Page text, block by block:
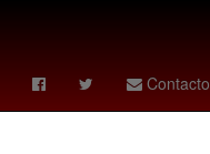
Contacto
playstation plus juegos